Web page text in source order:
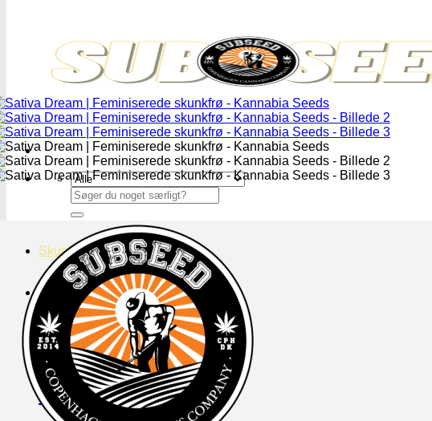
Søg
efter:
Skunkfrø hos Subseed
Alle Cannabis -og Skunkfrø
Cannabis Sativa